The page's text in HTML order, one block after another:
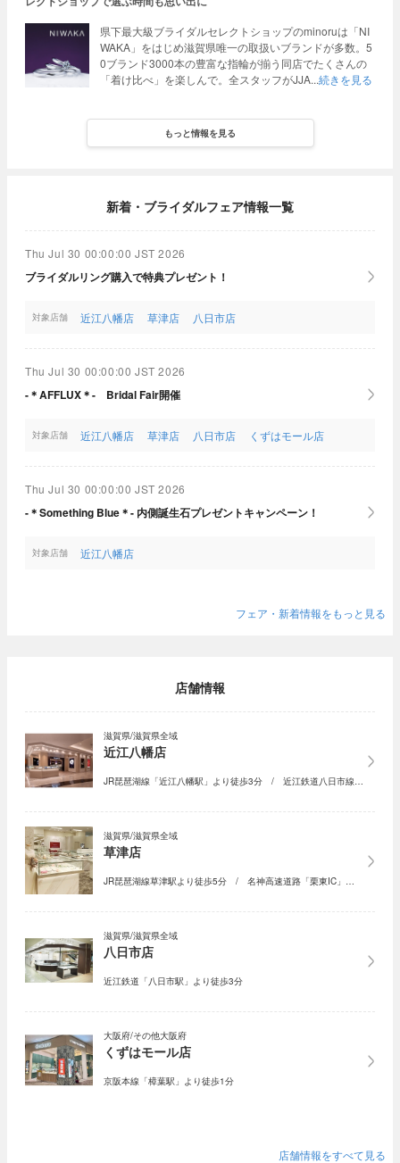
県下最大級ブライダルセレクトショップのminoruは「NI
WAKA」をはじめ滋賀県唯一の取扱いブランドが多数。5
0ブランド3000本の豊富な指輪が揃う同店でたくさんの
「着け比べ」を楽しんで。全スタッフがJJA 続きを見る
もっと情報を見る
新着・ブライダルフェア情報一覧
Thu Jul 30 00:00:00 JST 2026
ブライダルリング購入で特典プレゼント！
対象店舗 近江八幡店 草津店 八日市店
Thu Jul 30 00:00:00 JST 2026
-＊AFFLUX＊- Bridal Fair開催
対象店舗 近江八幡店 草津店 八日市店 くずはモール店
Thu Jul 30 00:00:00 JST 2026
-＊Something Blue＊- 内側誕生石プレゼントキャンペーン！
対象店舗 近江八幡店
フェア・新着情報をもっと見る
店舗情報
滋賀県/滋賀県全域
近江八幡店
JR琵琶湖線「近江八幡駅」より徒歩3分 / 近江鉄道八日市線…
滋賀県/滋賀県全域
草津店
JR琵琶湖線草津駅より徒歩5分 / 名神高速道路「栗東IC」…
滋賀県/滋賀県全域
八日市店
近江鉄道「八日市駅」より徒歩3分
大阪府/その他大阪府
くずはモール店
京阪本線「樟葉駅」より徒歩1分
店舗情報をすべて見る